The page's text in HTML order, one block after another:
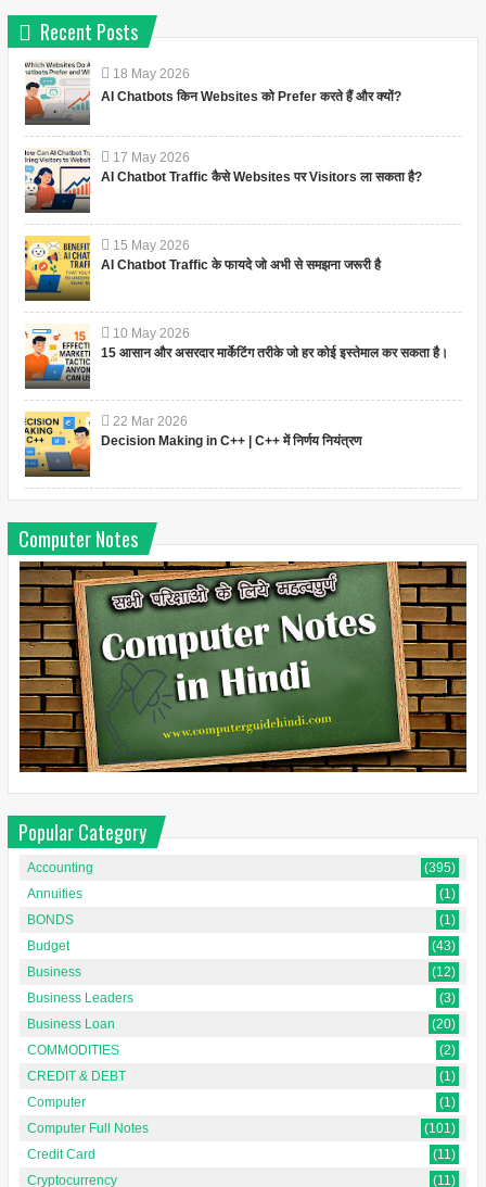
Recent Posts
18 May 2026
AI Chatbots किन Websites को Prefer करते हैं और क्यों?
17 May 2026
AI Chatbot Traffic कैसे Websites पर Visitors ला सकता है?
15 May 2026
AI Chatbot Traffic के फायदे जो अभी से समझना जरूरी है
10 May 2026
15 आसान और असरदार मार्केटिंग तरीके जो हर कोई इस्तेमाल कर सकता है।
22 Mar 2026
Decision Making in C++ | C++ में निर्णय नियंत्रण
Computer Notes
Popular Category
Accounting
(395)
Annuities
(1)
BONDS
(1)
Budget
(43)
Business
(12)
Business Leaders
(3)
Business Loan
(20)
COMMODITIES
(2)
CREDIT & DEBT
(1)
Computer
(1)
Computer Full Notes
(101)
Credit Card
(11)
Cryptocurrency
(11)